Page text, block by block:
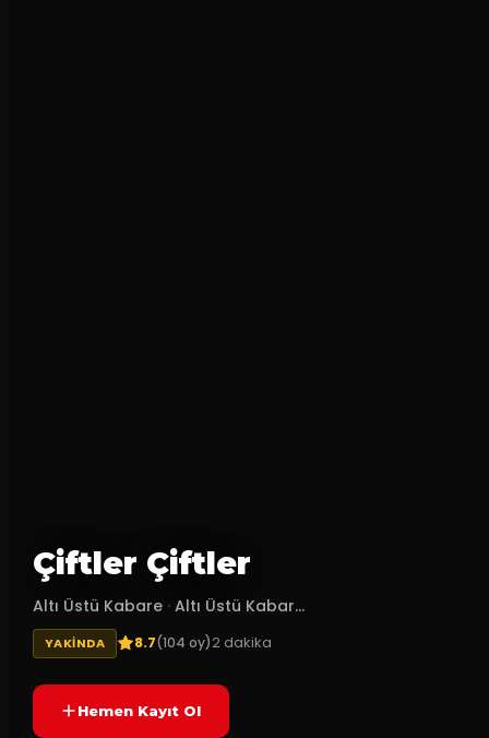
Çiftler Çiftler
Altı Üstü Kabare · Altı Üstü Kabar...
YAKINDA 8.7(104 oy)2 dakika
Hemen Kayıt Ol